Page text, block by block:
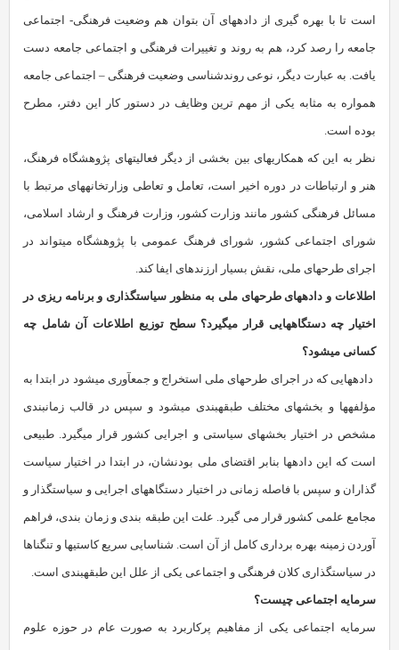
است تا با بهره گیری از داده‏های آن بتوان هم وضعیت فرهنگی- اجتماعی
جامعه را رصد کرد، هم به روند و تغییرات فرهنگی و اجتماعی جامعه دست
یافت. به عبارت دیگر، نوعی روندشناسی وضعیت فرهنگی – اجتماعی جامعه
همواره به مثابه یکی از مهم ترین وظایف در دستور کار این دفتر، مطرح
بوده است.
نظر به این که همکاری‏های بین بخشی از دیگر فعالیت‏های پژوهشگاه فرهنگ،
هنر و ارتباطات در دوره‏ اخیر است، تعامل و تعاطی وزارتخانه‏های مرتبط با
مسائل فرهنگی کشور مانند وزارت کشور، وزارت فرهنگ و ارشاد اسلامی،
شورای اجتماعی کشور، شورای فرهنگ عمومی با پژوهشگاه می‏تواند در
اجرای طرح‏های ملی، نقش بسیار ارزنده‏ای ایفا کند.
اطلاعات و داده‏های طرح‏های ملی به منظور سیاستگذاری و برنامه ریزی در
اختیار چه دستگاه‏هایی قرار می‏گیرد؟ سطح توزیع اطلاعات آن شامل چه
کسانی می‏شود؟
داده‏هایی که در اجرای طرح‏های ملی استخراج و جمع‏آوری می‏شود در ابتدا به
مؤلفه‏ها و بخش‏های مختلف طبقه‏بندی می‏شود و سپس در قالب زمان‏بندی
مشخص در اختیار بخش‏های سیاستی و اجرایی کشور قرار می‏گیرد. طبیعی
است که این داده‏ها بنابر اقتضای ملی بودنشان، در ابتدا در اختیار سیاست
گذاران و سپس با فاصله زمانی در اختیار دستگاه‏های اجرایی و سیاستگذار و
مجامع علمی کشور قرار می گیرد. علت این طبقه بندی و زمان بندی، فراهم
آوردن زمینه بهره برداری کامل از آن است. شناسایی سریع کاستی‏ها و تنگناها
در سیاستگذاری کلان فرهنگی و اجتماعی یکی از علل این طبقه‏بندی است.
سرمایه‏ اجتماعی چیست؟
سرمایه اجتماعی یکی از مفاهیم پرکاربرد به صورت عام در حوزه علوم